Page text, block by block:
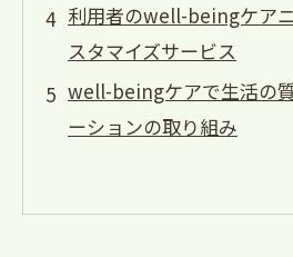
利用者のwell-beingケア
スタマイズサービス
well-beingケアで生活の
ーションの取り組み